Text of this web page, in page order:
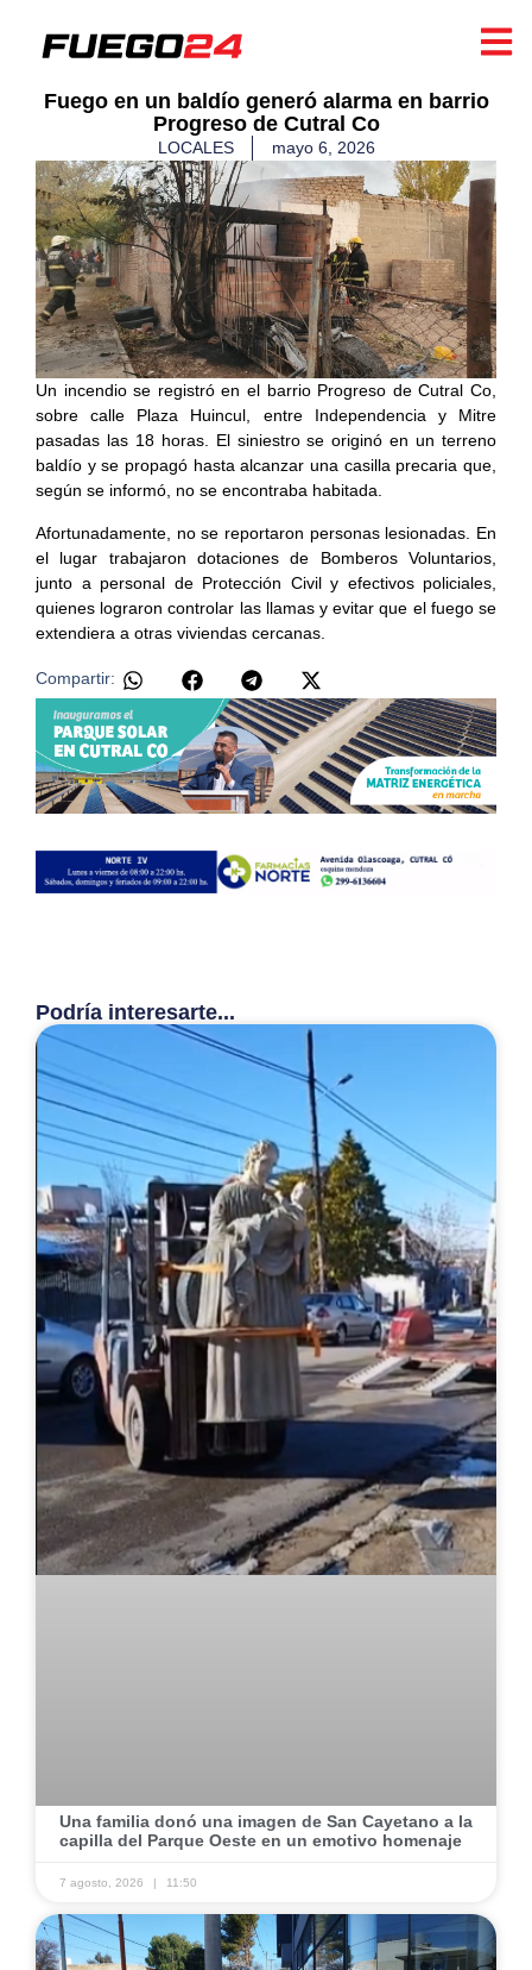
Fuego en un baldío generó alarma en barrio
Progreso de Cutral Co
LOCALES mayo 6, 2026
Un incendio se registró en el barrio Progreso de Cutral Co,
sobre calle Plaza Huincul, entre Independencia y Mitre
pasadas las 18 horas. El siniestro se originó en un terreno
baldío y se propagó hasta alcanzar una casilla precaria que,
según se informó, no se encontraba habitada.
Afortunadamente, no se reportaron personas lesionadas. En
el lugar trabajaron dotaciones de Bomberos Voluntarios,
junto a personal de Protección Civil y efectivos policiales,
quienes lograron controlar las llamas y evitar que el fuego se
extendiera a otras viviendas cercanas.
Compartir:
Podría interesarte...
Una familia donó una imagen de San Cayetano a la
capilla del Parque Oeste en un emotivo homenaje
7 agosto, 2026 11:50